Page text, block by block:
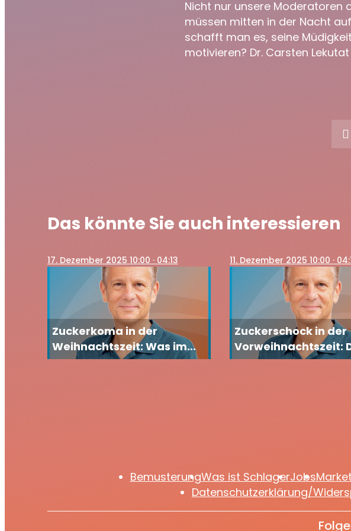
Nicht nur unsere Moderatoren
müssen mitten in der Nacht
schafft man es, seine
motivieren? Dr. Carsten
Das könnte Sie auch interessieren
17. Dezember 2025 10:00 · 04:13
Zuckerkoma in der
Weihnachtszeit: Was im
Körper passiert und was
11. Dezember 2025 10:00 ·
Zuckerschock in der
Vorweihnachtszeit:
Carsten Lekutat
BemusterungWas ist SchlagerJobs
Datenschutzerklärung/